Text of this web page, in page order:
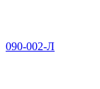
090-002-Л